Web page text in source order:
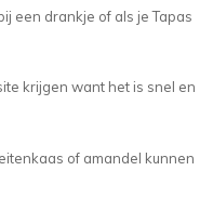
een drankje of als je Tapas
krijgen want het is snel en
of amandel kunnen